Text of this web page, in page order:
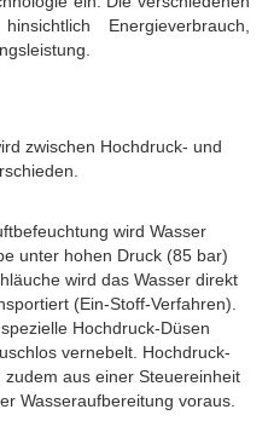
Energieverbrauch,
zwischen Hochdruck- und
wird Wasser
unter hohen Druck (85 bar)
wird das Wasser direkt
(Ein-Stoff-Verfahren).
Hochdruck-Düsen
vernebelt. Hochdruck-
aus einer Steuereinheit
Wasseraufbereitung voraus.